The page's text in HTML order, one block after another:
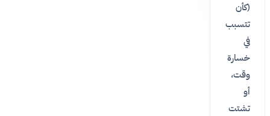
(كأن
تتسبب
في
خسارة
وقت،
أو
تشتت